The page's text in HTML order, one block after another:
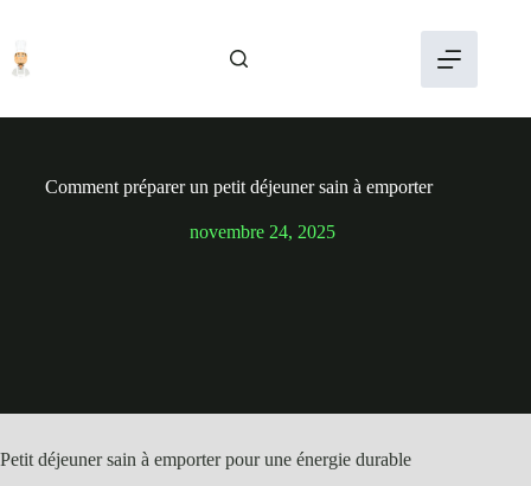
contenu
Comment préparer un petit déjeuner sain à emporter
novembre 24, 2025
Petit déjeuner sain à emporter pour une énergie durable